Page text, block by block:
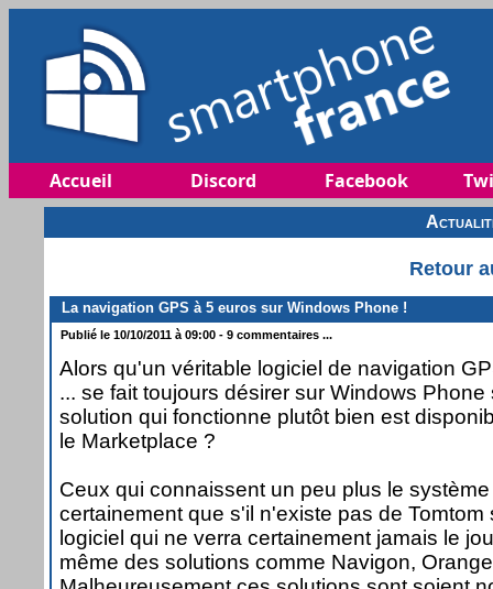
Accueil Discord Facebook
Retour
La navigation GPS à 5 euros sur Windows Phone !
Publié le 10/10/2011 à 09:00 - 9 commentaires ...
Alors qu'un véritable logiciel de navigation
... se fait toujours désirer sur Windows
solution qui fonctionne plutôt bien est
le Marketplace ?
Ceux qui connaissent un peu plus le
certainement que s'il n'existe pas de
logiciel qui ne verra certainement jamais le
même des solutions comme Navigon,